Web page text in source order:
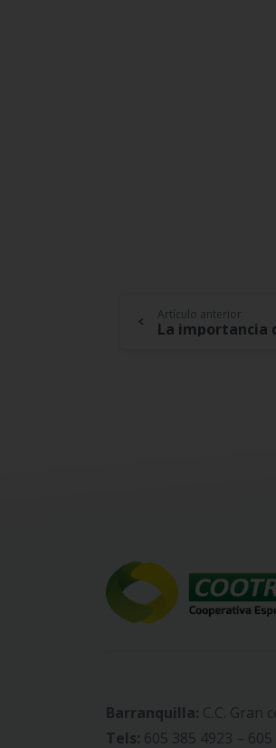
Continue
Artículo anterior
Barranquilla: C.C. Gran
Tels: 605 385 4923 –